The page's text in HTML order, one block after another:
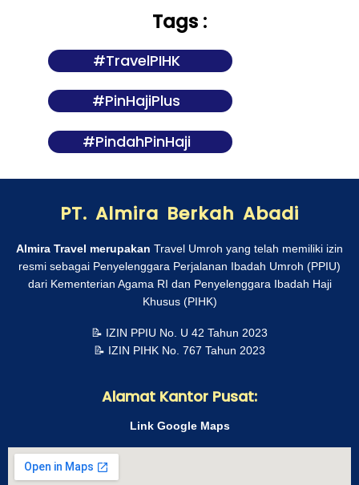
Tags :
#TravelPIHK
#PinHajiPlus
#PindahPinHaji
PT. Almira Berkah Abadi
Almira Travel merupakan Travel Umroh yang telah memiliki izin
resmi sebagai Penyelenggara Perjalanan Ibadah Umroh (PPIU)
dari Kementerian Agama RI dan Penyelenggara Ibadah Haji
Khusus (PIHK)
📝 IZIN PPIU No. U 42 Tahun 2023
📝 IZIN PIHK No. 767 Tahun 2023
Alamat Kantor Pusat:
Link Google Maps